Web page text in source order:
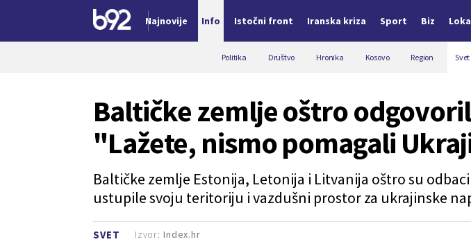
Najnovije Info Istočni front Iranska kriza Sport Biz
Politika Društvo Hronika Kosovo Region Svet
SVET
Baltičke zemlje oštro
"Lažete, nismo pomagali
Baltičke zemlje Estonija, Letonija i Litvanija oštro su
ustupile svoju teritoriju i vazdušni prostor za ukrajinske
Izvor: Index.hr